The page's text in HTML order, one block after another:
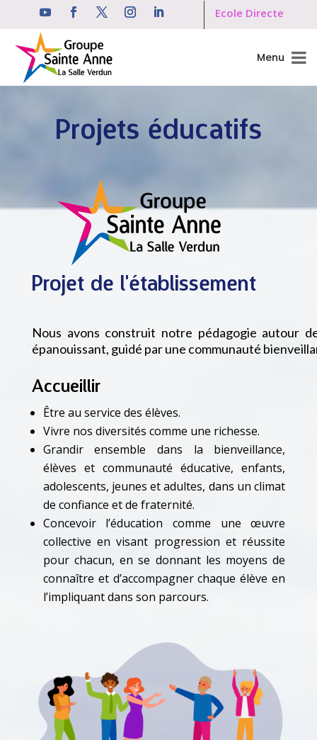
Ecole Directe
Menu
Projets éducatifs
Projet de l'établissement
Nous avons construit notre pédagogie autour
épanouissant, guidé par une communauté
Accueillir
Être au service des élèves.
Vivre nos diversités comme une richesse.
Grandir ensemble dans la bienveillance,
élèves et communauté éducative, enfants,
adolescents, jeunes et adultes, dans un climat
de confiance et de fraternité.
Concevoir l’éducation comme une œuvre
collective en visant progression et réussite
pour chacun, en se donnant les moyens de
connaître et d’accompagner chaque élève en
l’impliquant dans son parcours.